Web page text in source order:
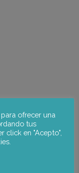
ofrecer una
tus
click en "Acepto",